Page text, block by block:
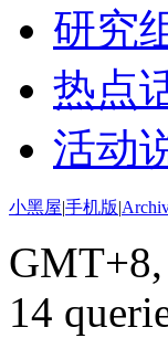
研究
热点
活动
小黑屋|手机版|
14